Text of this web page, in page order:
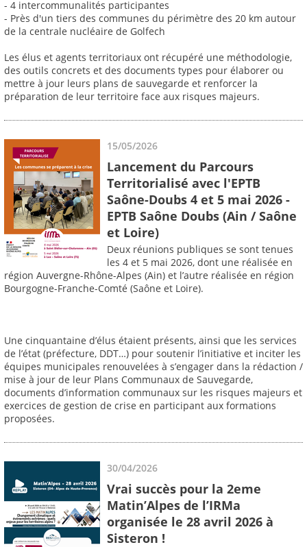
- 4 intercommunalités participantes
- Près d'un tiers des communes du périmètre des 20 km autour
de la centrale nucléaire de Golfech
Les élus et agents territoriaux ont récupéré une méthodologie,
des outils concrets et des documents types pour élaborer ou
mettre à jour leurs plans de sauvegarde et renforcer la
préparation de leur territoire face aux risques majeurs.
15/05/2026
Lancement du Parcours
Territorialisé avec l'EPTB
Saône-Doubs 4 et 5 mai 2026 -
EPTB Saône Doubs (Ain / Saône
et Loire)
Deux réunions publiques se sont tenues
les 4 et 5 mai 2026, dont une réalisée en
région Auvergne-Rhône-Alpes (Ain) et l’autre réalisée en région
Bourgogne-Franche-Comté (Saône et Loire).
Une cinquantaine d’élus étaient présents, ainsi que les services
de l’état (préfecture, DDT…) pour soutenir l’initiative et inciter les
équipes municipales renouvelées à s’engager dans la rédaction /
mise à jour de leur Plans Communaux de Sauvegarde,
documents d’information communaux sur les risques majeurs et
exercices de gestion de crise en participant aux formations
proposées.
30/04/2026
Vrai succès pour la 2eme
Matin’Alpes de l’IRMa
organisée le 28 avril 2026 à
Sisteron !